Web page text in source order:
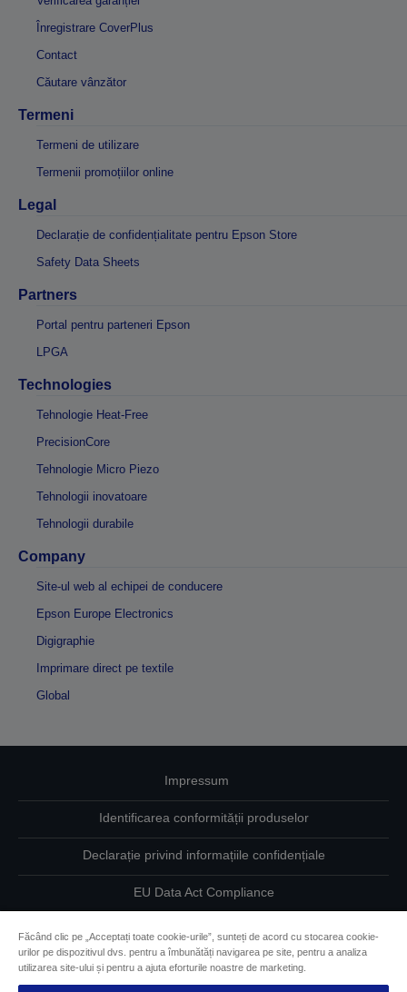
Înregistrare CoverPlus
Contact
Căutare vânzător
Termeni
Termeni de utilizare
Termenii promoțiilor online
Legal
Declarație de confidențialitate pentru Epson Store
Safety Data Sheets
Partners
Portal pentru parteneri Epson
LPGA
Technologies
Tehnologie Heat-Free
PrecisionCore
Tehnologie Micro Piezo
Tehnologii inovatoare
Tehnologii durabile
Company
Site-ul web al echipei de conducere
Epson Europe Electronics
Digigraphie
Imprimare direct pe textile
Global
Impressum
Identificarea conformității produselor
Declarație privind informațiile confidențiale
EU Data Act Compliance
Informaţii despre modulele cookie
Făcând clic pe „Acceptați toate cookie-urile”, sunteți de acord cu stocarea cookie-
urilor pe dispozitivul dvs. pentru a îmbunătăți navigarea pe site, pentru a analiza
utilizarea site-ului și pentru a ajuta eforturile noastre de marketing.